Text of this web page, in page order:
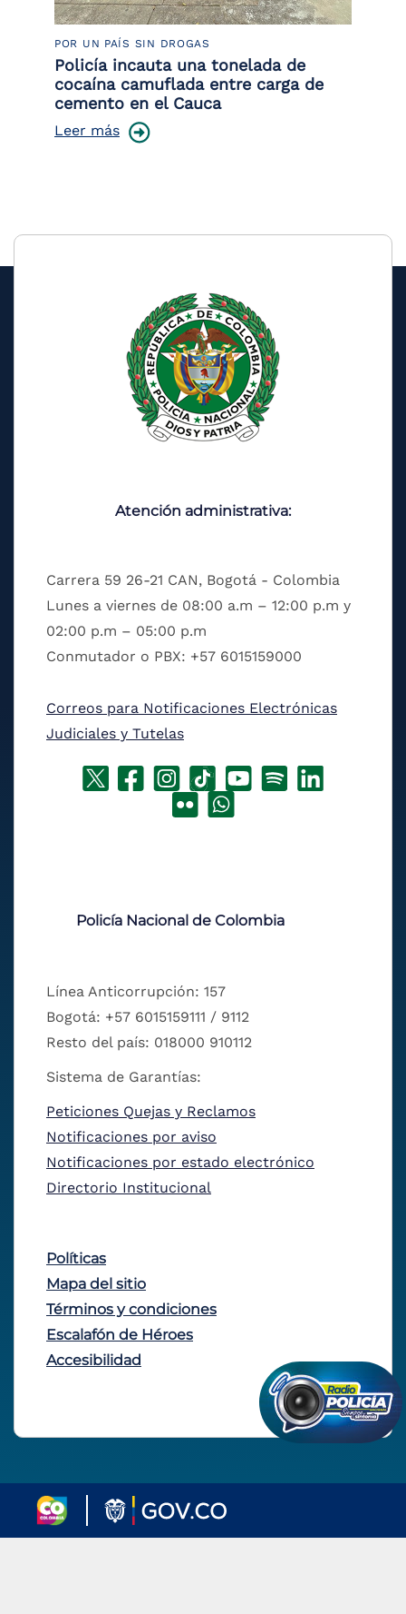
POR UN PAÍS SIN DROGAS
Policía incauta una tonelada de
cocaína camuflada entre carga de
cemento en el Cauca
Leer más
Atención administrativa:
Carrera 59 26-21 CAN, Bogotá - Colombia
Lunes a viernes de 08:00 a.m – 12:00 p.m y
02:00 p.m – 05:00 p.m
Conmutador o PBX: +57 6015159000
Correos para Notificaciones Electrónicas
Judiciales y Tutelas
Policía Nacional de Colombia
Línea Anticorrupción: 157
Bogotá: +57 6015159111 / 9112
Resto del país: 018000 910112
Sistema de Garantías:
Peticiones Quejas y Reclamos
Notificaciones por aviso
Notificaciones por estado electrónico
Directorio Institucional
Políticas
Mapa del sitio
Términos y condiciones
Escalafón de Héroes
Accesibilidad